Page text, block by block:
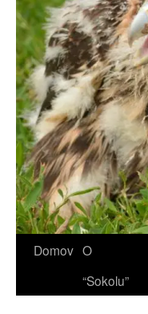
Domov O
“Sokolu”